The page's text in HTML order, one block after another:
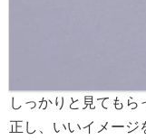
しっかりと見ても
正し、いいイメージ